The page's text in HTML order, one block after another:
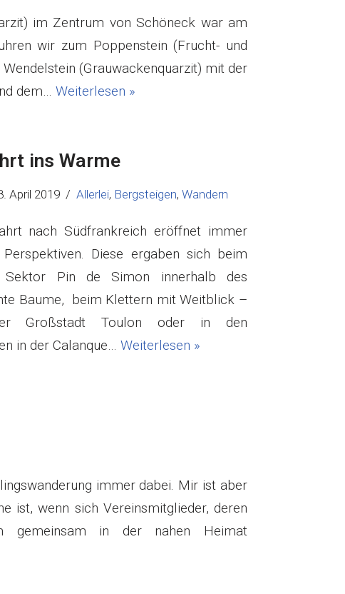
im Zentrum von Schöneck war am
wir zum Poppenstein (Frucht- und
(Grauwackenquarzit) mit der
dem… Weiterlesen »
ins Warme
April 2019 Allerlei, Bergsteigen, Wandern
nach Südfrankreich eröffnet immer
Diese ergaben sich beim
Pin de Simon innerhalb des
Baume, beim Klettern mit Weitblick –
Großstadt Toulon oder in den
in der Calanque… Weiterlesen »
immer dabei. Mir ist aber
ist, wenn sich Vereinsmitglieder, deren
gemeinsam in der nahen Heimat